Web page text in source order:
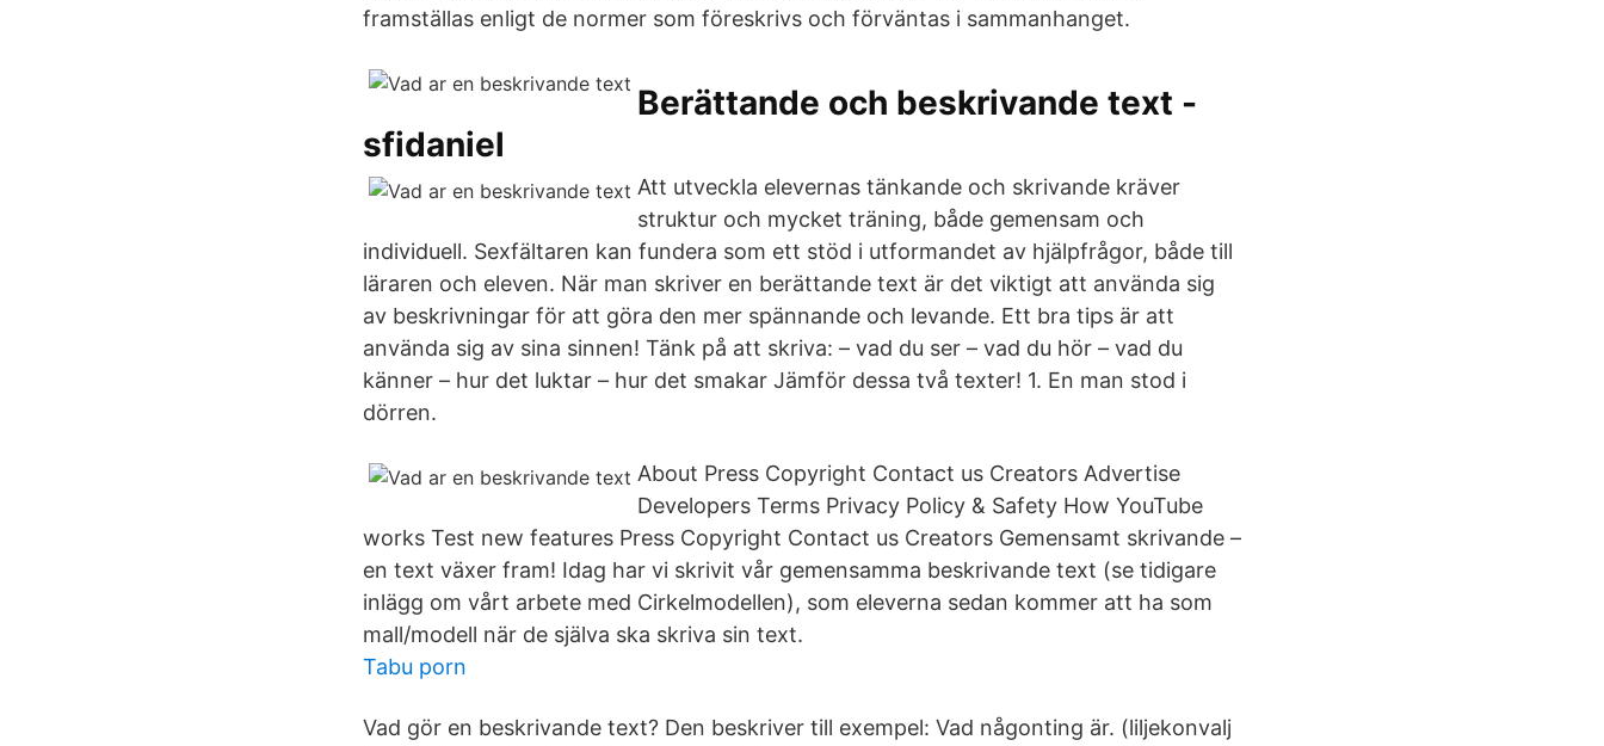
framställas enligt de normer som föreskrivs och förväntas i sammanhanget.
Berättande och beskrivande text -
sfidaniel
Att utveckla elevernas tänkande och skrivande kräver
struktur och mycket träning, både gemensam och
individuell. Sexfältaren kan fundera som ett stöd i utformandet av hjälpfrågor, både till
läraren och eleven. När man skriver en berättande text är det viktigt att använda sig
av beskrivningar för att göra den mer spännande och levande. Ett bra tips är att
använda sig av sina sinnen! Tänk på att skriva: – vad du ser – vad du hör – vad du
känner – hur det luktar – hur det smakar Jämför dessa två texter! 1. En man stod i
dörren.
About Press Copyright Contact us Creators Advertise
Developers Terms Privacy Policy & Safety How YouTube
works Test new features Press Copyright Contact us Creators Gemensamt skrivande –
en text växer fram! Idag har vi skrivit vår gemensamma beskrivande text (se tidigare
inlägg om vårt arbete med Cirkelmodellen), som eleverna sedan kommer att ha som
mall/modell när de själva ska skriva sin text.
Tabu porn
Vad gör en beskrivande text? Den beskriver till exempel: Vad någonting är. (liljekonvalj